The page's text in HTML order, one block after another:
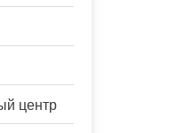
центр